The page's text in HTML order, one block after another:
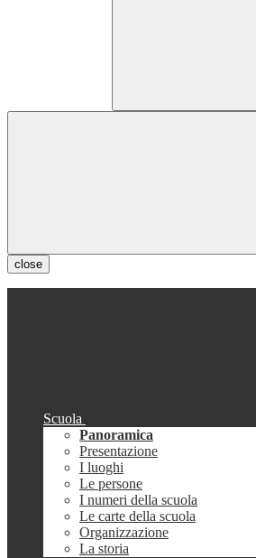
close
Scuola
Panoramica
Presentazione
I luoghi
Le persone
I numeri della scuola
Le carte della scuola
Organizzazione
La storia